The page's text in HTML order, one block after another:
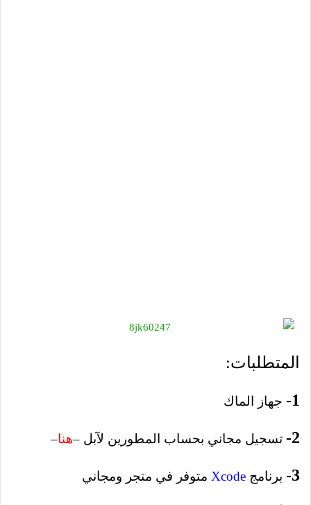
المتطلبات:
1- جهاز الماك
2- تسجيل مجاني بحساب المطورين لآبل –هنا–
3- برنامج Xcode متوفر في متجر ومجاني